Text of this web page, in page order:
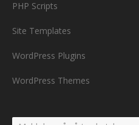
PHP Scripts
Site Templates
WordPress Plugins
WordPress Themes